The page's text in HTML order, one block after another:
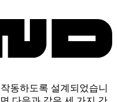
동하도록 설계되었습니